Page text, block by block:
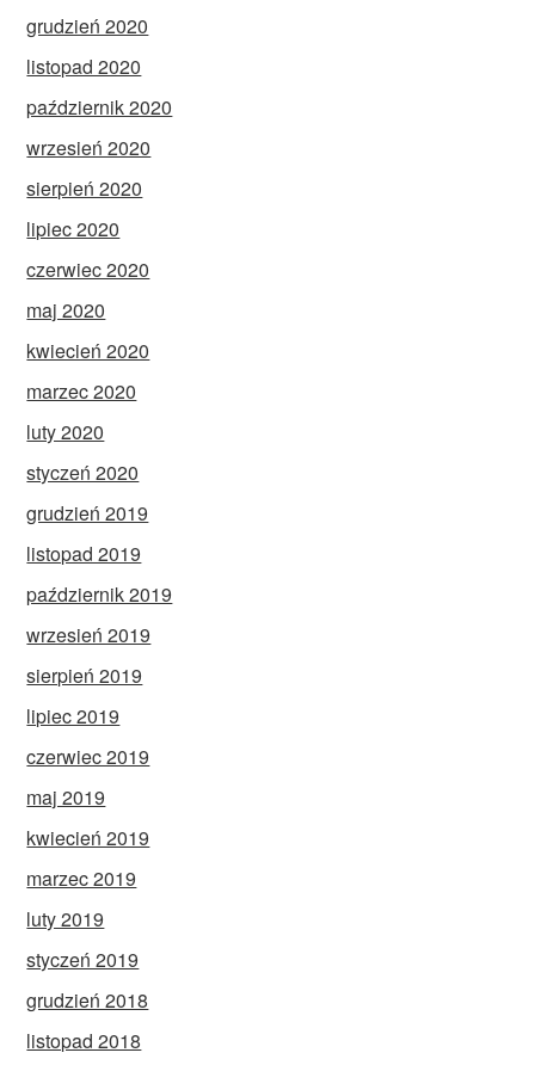
grudzień 2020
listopad 2020
październik 2020
wrzesień 2020
sierpień 2020
lipiec 2020
czerwiec 2020
maj 2020
kwiecień 2020
marzec 2020
luty 2020
styczeń 2020
grudzień 2019
listopad 2019
październik 2019
wrzesień 2019
sierpień 2019
lipiec 2019
czerwiec 2019
maj 2019
kwiecień 2019
marzec 2019
luty 2019
styczeń 2019
grudzień 2018
listopad 2018